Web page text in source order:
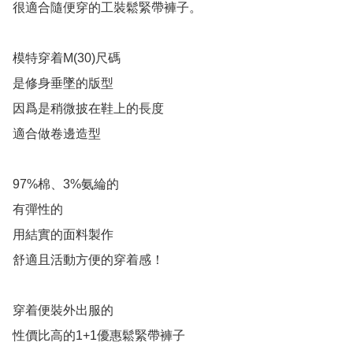
很適合隨便穿的工裝鬆緊帶褲子。
模特穿着M(30)尺碼
是修身垂墜的版型
因爲是稍微披在鞋上的長度
適合做卷邊造型
97%棉、3%氨綸的
有彈性的
用結實的面料製作
舒適且活動方便的穿着感！
穿着便裝外出服的
性價比高的1+1優惠鬆緊帶褲子